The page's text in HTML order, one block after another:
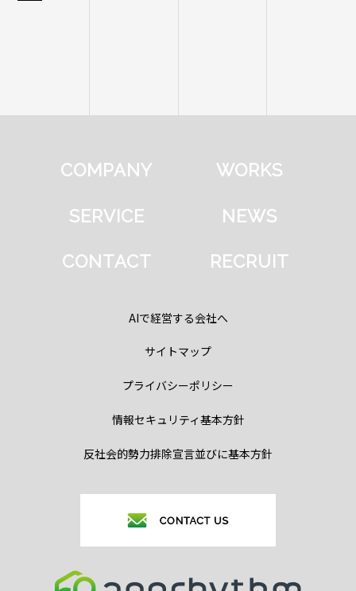
COMPANY WORKS
SERVICE NEWS
CONTACT RECRUIT
AIで経営する会社へ
サイトマップ
プライバシーポリシー
情報セキュリティ基本方針
反社会的勢力排除宣言並びに基本方針